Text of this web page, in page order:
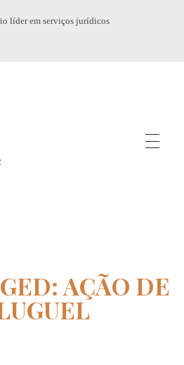
líder em serviços jurídicos
AÇÃO DE